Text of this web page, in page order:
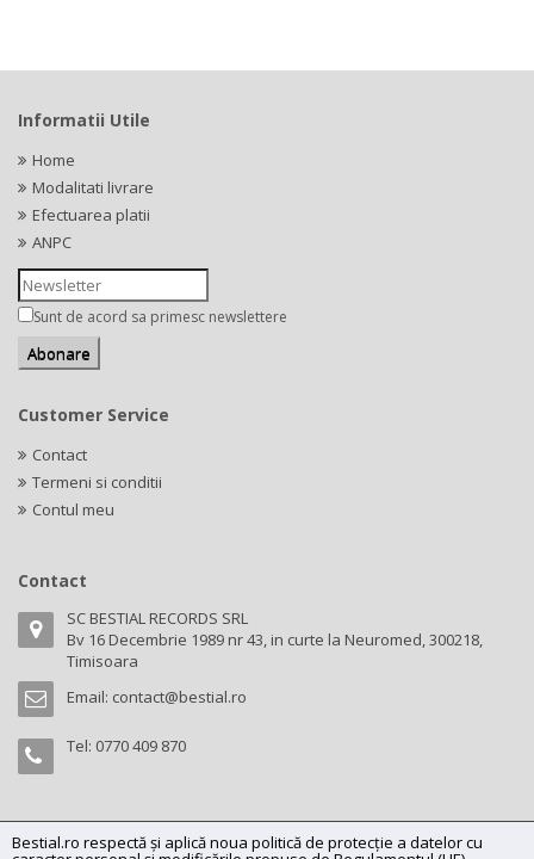
Bestial.ro respectă și aplică noua politică de protecție a datelor cu
Informatii Utile
Home
Modalitati livrare
Efectuarea platii
ANPC
Sunt de acord sa primesc newslettere
Customer Service
Contact
Termeni si conditii
Contul meu
Contact
SC BESTIAL RECORDS SRL
Bv 16 Decembrie 1989 nr 43, in curte la Neuromed, 300218,
Timisoara
Email: contact@bestial.ro
Tel: 0770 409 870
Copyright (C) 2026bestial.ro -All rights reserved.